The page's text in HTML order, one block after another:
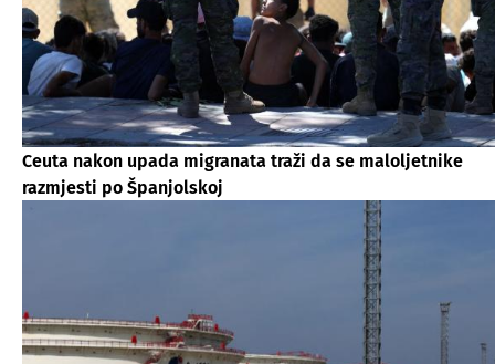
Ceuta nakon upada migranata traži da se maloljetnike
razmjesti po Španjolskoj